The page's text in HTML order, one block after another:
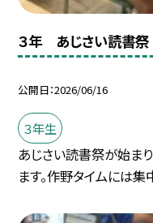
３年 あじさい読書
公開日 2026/06/16
３年生
あじさい読書祭が始ま
ます。作野タイムには集